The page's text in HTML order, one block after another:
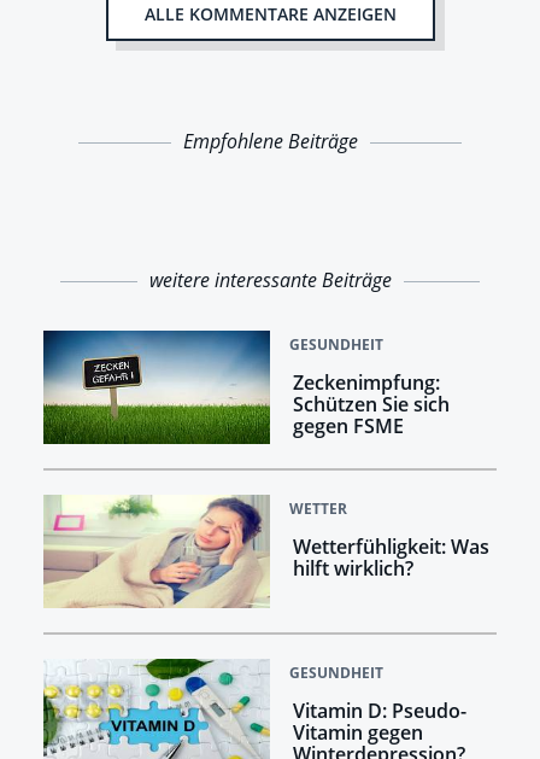
ALLE KOMMENTARE ANZEIGEN
Empfohlene Beiträge
weitere interessante Beiträge
GESUNDHEIT
Zeckenimpfung:
Schützen Sie sich
gegen FSME
WETTER
Wetterfühligkeit: Was
hilft wirklich?
GESUNDHEIT
Vitamin D: Pseudo-
Vitamin gegen